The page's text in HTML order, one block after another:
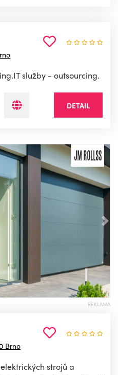
služby - outsourcing.
DETAIL
REKLAMA
Brno
strojů a